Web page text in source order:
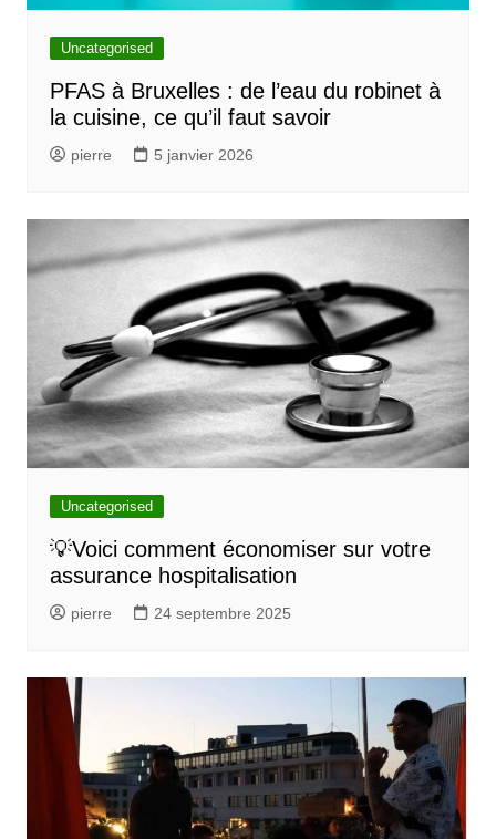
Uncategorised
PFAS à Bruxelles : de l’eau du robinet à
la cuisine, ce qu’il faut savoir
pierre 5 janvier 2026
Uncategorised
💡Voici comment économiser sur votre
assurance hospitalisation
pierre 24 septembre 2025